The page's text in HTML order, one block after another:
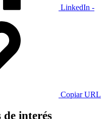
LinkedIn -
Copiar URL
de interés